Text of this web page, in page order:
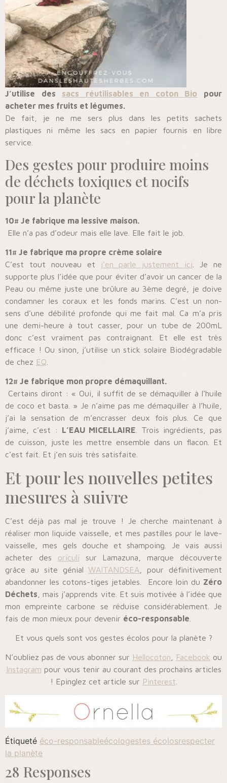
J’utilise des sacs réutilisables en coton Bio pour
acheter mes fruits et légumes.
De fait, je ne me sers plus dans les petits sachets
plastiques ni même les sacs en papier fournis en libre
service.
Des gestes pour produire moins
de déchets toxiques et nocifs
pour la planète
10# Je fabrique ma lessive maison.
Elle n’a pas d’odeur mais elle lave. Elle fait le job.
11# Je fabrique ma propre crème solaire
C’est tout nouveau et
j’en parle justement ici . Je ne
supporte plus l’idée que pour éviter d’avoir un cancer de la
Peau ou même juste une brûlure au 3ème degré, je doive
condamner les coraux et les fonds marins. C’est un non-
sens d’une débilité profonde qui me fait mal. Ca m’a pris
une demi-heure à tout casser, pour un tube de 200mL
donc c’est vraiment pas contraignant. Et elle est très
efficace ! Ou sinon, j’utilise un stick solaire Biodégradable
de chez EQ
12# Je fabrique mon propre démaquillant.
Certains diront : « Oui, il suffit de se démaquiller à l’huile
de coco et basta. » Je n’aime pas me démaquiller à l’huile,
j’ai la sensation de m’encrasser deux fois plus. Ce que
j’aime, c’est : L’EAU MICELLAIRE . Trois ingrédients, pas
de cuisson, juste les mettre ensemble dans un flacon. Et
c’est fait. Et j’en suis très satisfaite.
Et pour les nouvelles petites
mesures à suivre
C’est déjà pas mal je trouve ! Je cherche maintenant à
réaliser mon liquide vaisselle, et mes pastilles pour le lave-
vaisselle, mes gels douche et shampoing. Je vais aussi
acheter des oriculi sur Lamazuna, marque découverte
grâce au site génialWAITANDSEA , pour définitivement
abandonner les cotons-tiges jetables.
Encore loin du Zéro
Déchets , mais j’apprends vite. Et suis motivée à l’idée que
mon empreinte carbone se réduise considérablement. Je
fais de mon mieux pour devenir éco-responsable
Et vous quels sont vos gestes écolos pour la planète ?
N’oubliez pas de vous abonner sur Hellocoton Facebook ou
Instagram pour vous tenir au courant des prochains articles
! Epinglez cet article sur Pinterest
Étiqueté éco-responsableécologestes écolosrespecter
la planète
28 Responses